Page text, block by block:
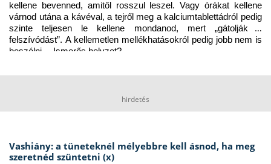
kellene bevenned, amitől rosszul leszel. Vagy órákat kellene
várnod utána a kávéval, a tejről meg a kalciumtablettádról pedig
szinte teljesen le kellene mondanod, mert „gátolják a
felszívódást”. A kellemetlen mellékhatásokról pedig jobb nem is
beszélni… Ismerős helyzet?
hirdetés
Vashiány: a tüneteknél mélyebbre kell ásnod, ha meg
szeretnéd szüntetni (x)